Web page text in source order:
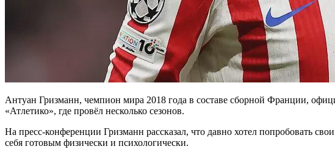
Антуан Гризманн, чемпион мира 2018 года в составе сборной Франции,
«Атлетико», где провёл несколько сезонов.
На пресс-конференции Гризманн рассказал, что давно хотел попробовать
себя готовым физически и психологически.